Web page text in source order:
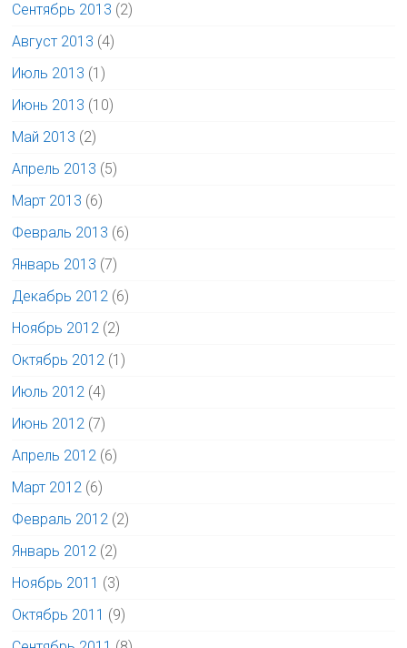
Сентябрь 2013 (2)
Август 2013 (4)
Июль 2013 (1)
Июнь 2013 (10)
Май 2013 (2)
Апрель 2013 (5)
Март 2013 (6)
Февраль 2013 (6)
Январь 2013 (7)
Декабрь 2012 (6)
Ноябрь 2012 (2)
Октябрь 2012 (1)
Июль 2012 (4)
Июнь 2012 (7)
Апрель 2012 (6)
Март 2012 (6)
Февраль 2012 (2)
Январь 2012 (2)
Ноябрь 2011 (3)
Октябрь 2011 (9)